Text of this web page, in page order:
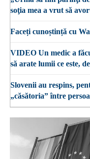
soţia mea a vrut să
Faceți cunoștință cu
VIDEO Un medic a
să arate lumii ce este,
Slovenii au respins,
„căsătoria” între